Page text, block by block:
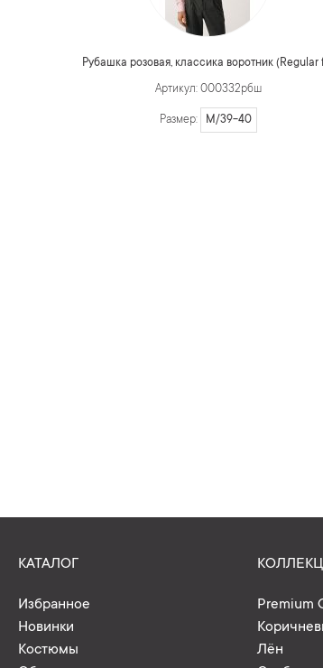
Рубашка розовая, классика воротник (Regular
Артикул: 000332рбш
Размер: M/39-40
КАТАЛОГ
Избранное
Новинки
Костюмы
Premium
Лён